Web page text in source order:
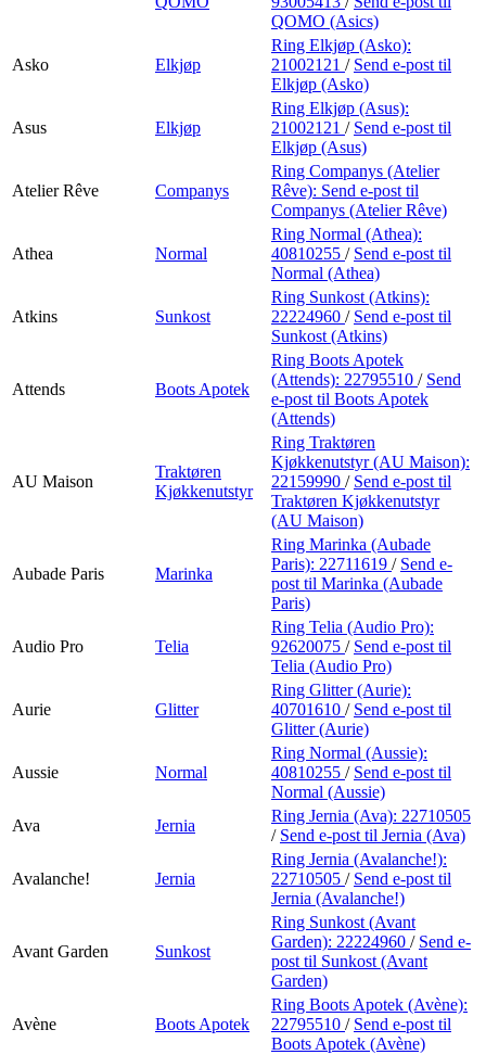
QOMO (Asics)
Asko Elkjøp
Ring Elkjøp (Asko):
21002121 / Send e-post til
Elkjøp (Asko)
Asus Elkjøp
Ring Elkjøp (Asus):
21002121 / Send e-post til
Elkjøp (Asus)
Atelier Rêve Companys
Ring Companys (Atelier
Rêve): Send e-post til
Companys (Atelier Rêve)
Athea Normal
Ring Normal (Athea):
40810255 / Send e-post til
Normal (Athea)
Atkins Sunkost
Ring Sunkost (Atkins):
22224960 / Send e-post til
Sunkost (Atkins)
Attends Boots Apotek
Ring Boots Apotek
(Attends): 22795510 / Send
e-post til Boots Apotek
(Attends)
AU Maison
Traktøren
Kjøkkenutstyr
Ring Traktøren
Kjøkkenutstyr (AU Maison):
22159990 / Send e-post til
Traktøren Kjøkkenutstyr
(AU Maison)
Aubade Paris Marinka
Ring Marinka (Aubade
Paris): 22711619 / Send e-
post til Marinka (Aubade
Paris)
Audio Pro Telia
Ring Telia (Audio Pro):
92620075 / Send e-post til
Telia (Audio Pro)
Aurie Glitter
Ring Glitter (Aurie):
40701610 / Send e-post til
Glitter (Aurie)
Aussie Normal
Ring Normal (Aussie):
40810255 / Send e-post til
Normal (Aussie)
Ava
Jernia
Ring Jernia (Ava): 22710505
/ Send e-post til Jernia (Ava)
Avalanche! Jernia
Ring Jernia (Avalanche!):
22710505 / Send e-post til
Jernia (Avalanche!)
Avant Garden Sunkost
Ring Sunkost (Avant
Garden): 22224960 / Send e-
post til Sunkost (Avant
Garden)
Avène Boots Apotek
Ring Boots Apotek (Avène):
22795510 / Send e-post til
Boots Apotek (Avène)